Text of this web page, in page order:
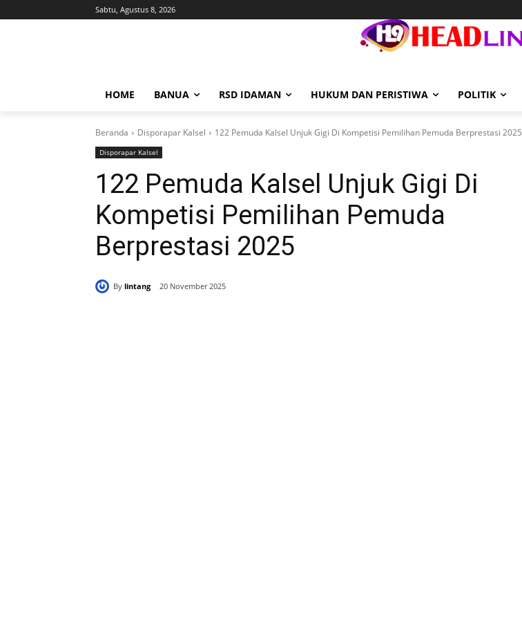
Sabtu, Agustus 8, 2026
HOME BANUA RSD IDAMAN HUKUM DAN PERISTIWA POLITIK
Beranda Disporapar Kalsel 122 Pemuda Kalsel Unjuk Gigi Di Kompetisi Pemilihan Pemuda Berprestasi 2025
Disporapar Kalsel
122 Pemuda Kalsel Unjuk Gigi Di
Kompetisi Pemilihan Pemuda
Berprestasi 2025
By lintang 20 November 2025